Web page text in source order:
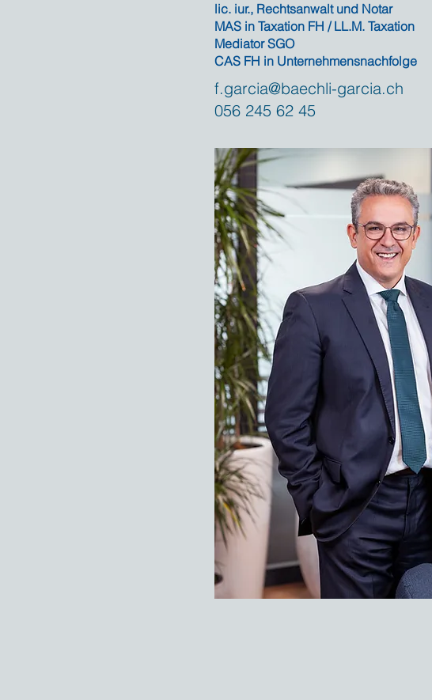
lic. iur., Rechtsanwalt und Notar
MAS in Taxation FH / LL.M. Taxation
Mediator SGO
CAS FH in Unternehmensnachfolge
f.garcia@baechli-garcia.ch
056 245 62 45